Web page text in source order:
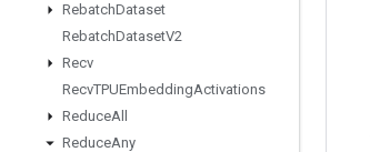
RebatchDataset
RebatchDatasetV2
Recv
RecvTPUEmbeddingActivations
ReduceAll
ReduceAny